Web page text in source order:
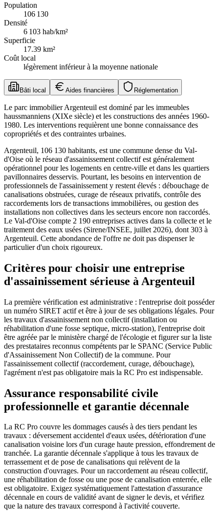
Population
106 130
Densité
6 103 hab/km²
Superficie
17.39 km²
Coût local
légèrement inférieur à la moyenne nationale
Bâti local Aides financières Réglementation
Le parc immobilier Argenteuil est dominé par les immeubles
haussmanniens (XIXe siècle) et les constructions des années 1960-
1980. Les interventions requièrent une bonne connaissance des
copropriétés et des contraintes urbaines.
Argenteuil, 106 130 habitants, est une commune dense du Val-
d'Oise où le réseau d'assainissement collectif est généralement
opérationnel pour les logements en centre-ville et dans les quartiers
pavillonnaires desservis. Pourtant, les besoins en intervention de
professionnels de l'assainissement y restent élevés : débouchage de
canalisations obstruées, curage de réseaux privatifs, contrôle des
raccordements lors de transactions immobilières, ou gestion des
installations non collectives dans les secteurs encore non raccordés.
Le Val-d'Oise compte 2 190 entreprises actives dans la collecte et le
traitement des eaux usées (Sirene/INSEE, juillet 2026), dont 303 à
Argenteuil. Cette abondance de l'offre ne doit pas dispenser le
particulier d'un choix rigoureux.
Critères pour choisir une entreprise
d'assainissement sérieuse à Argenteuil
La première vérification est administrative : l'entreprise doit posséder
un numéro SIRET actif et être à jour de ses obligations légales. Pour
les travaux d'assainissement non collectif (installation ou
réhabilitation d'une fosse septique, micro-station), l'entreprise doit
être agréée par le ministère chargé de l'écologie et figurer sur la liste
des prestataires reconnus compétents par le SPANC (Service Public
d'Assainissement Non Collectif) de la commune. Pour
l'assainissement collectif (raccordement, curage, débouchage),
l'agrément n'est pas obligatoire mais la RC Pro est indispensable.
Assurance responsabilité civile
professionnelle et garantie décennale
La RC Pro couvre les dommages causés à des tiers pendant les
travaux : déversement accidentel d'eaux usées, détérioration d'une
canalisation voisine lors d'un curage haute pression, effondrement de
tranchée. La garantie décennale s'applique à tous les travaux de
terrassement et de pose de canalisations qui relèvent de la
construction d'ouvrages. Pour un raccordement au réseau collectif,
une réhabilitation de fosse ou une pose de canalisation enterrée, elle
est obligatoire. Exigez systématiquement l'attestation d'assurance
décennale en cours de validité avant de signer le devis, et vérifiez
que la nature des travaux correspond à l'activité couverte.